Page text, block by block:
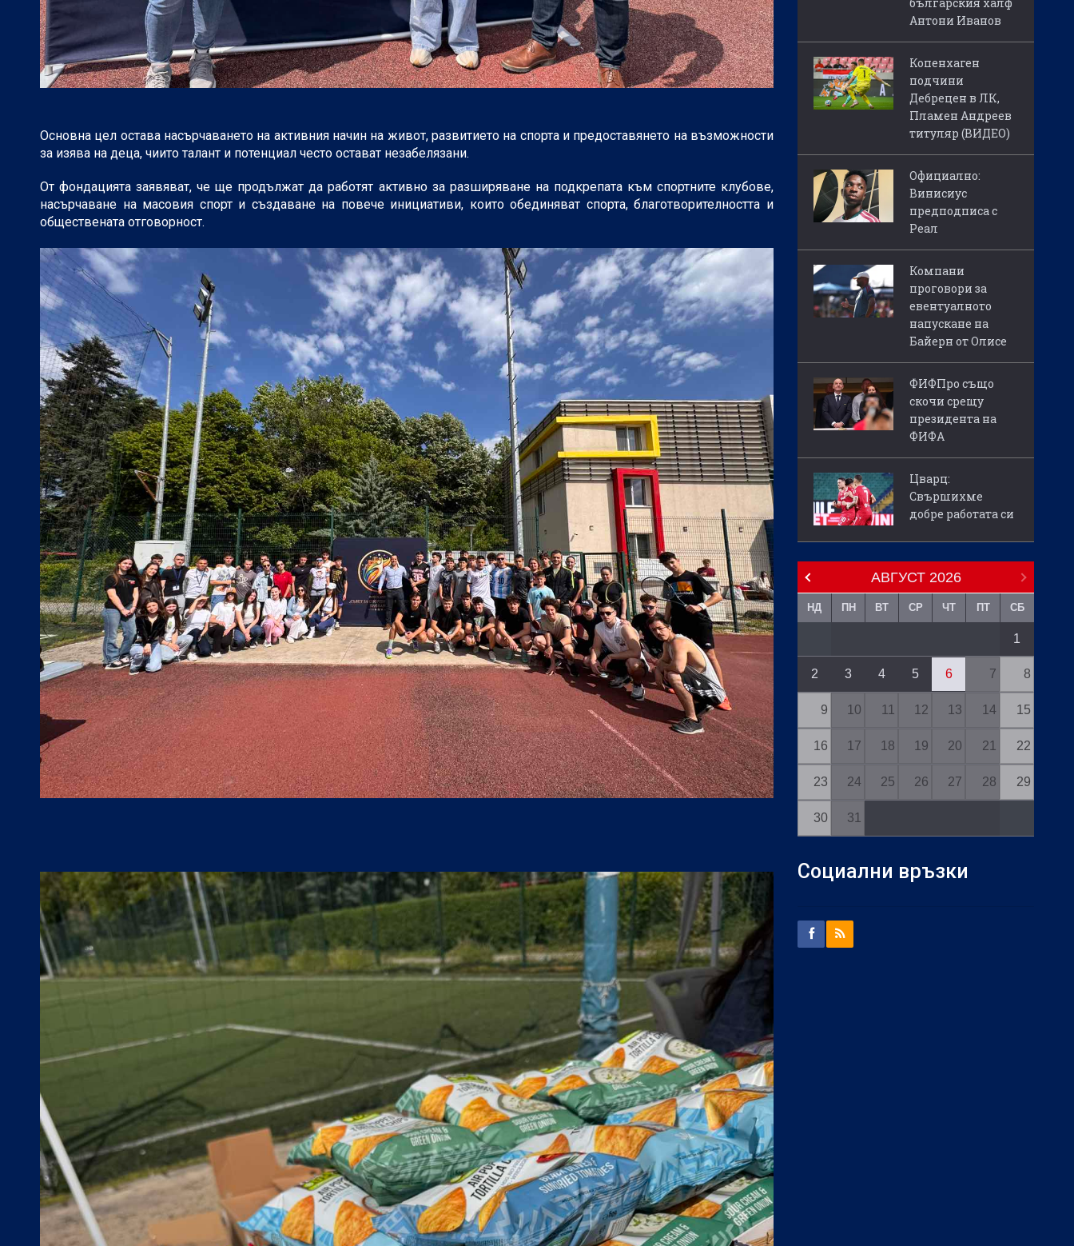
Основна цел остава насърчаването на активния начин на живот, развитието на спорта и предоставянето на възможности
за изява на деца, чиито талант и потенциал често остават незабелязани.
От фондацията заявяват, че ще продължат да работят активно за разширяване на подкрепата към спортните клубове,
насърчаване на масовия спорт и създаване на повече инициативи, които обединяват спорта, благотворителността и
обществената отговорност.
Антони Иванов
Копенхаген
подчини
Дебрецен в ЛК,
Пламен Андреев
титуляр (ВИДЕО)
Официално:
Винисиус
предподписа с
Реал
Компани
проговори за
евентуалното
напускане на
Байерн от Олисе
ФИФПро също
скочи срещу
президента на
ФИФА
Цварц:
Свършихме
добре работата си
АВГУСТ 2026
НД ПН ВТ СР ЧТ ПТ СБ
1
2 3 4 5 6 7 8
9 10 11 12 13 14 15
16 17 18 19 20 21 22
23 24 25 26 27 28 29
30 31
Социални връзки